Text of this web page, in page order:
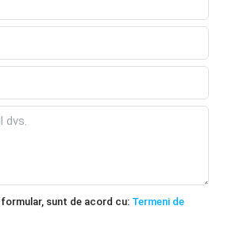
sunt de acord cu: Termeni de